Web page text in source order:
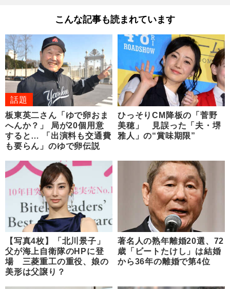
こんな記事も読まれています
話題
板東英二さん「ゆで卵おま
へんか？」 局が20個用意
すると… 「出演料も交通費
も要らん」のゆで卵伝説
ひっそりCM降板の「菅野
美穂」 見誤った「夫・堺
雅人」の“賞味期限”
【写真4枚】「北川景子」
父が海上自衛隊のHPに登
場 三菱重工の重役、娘の
美形は父譲り？
著名人の熟年離婚20選、72
歳「ビートたけし」は結婚
から36年の離婚で第4位